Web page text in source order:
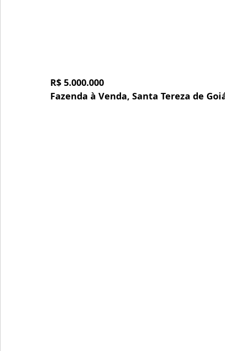
R$ 5.000.000
Fazenda à Venda, Santa Tereza de